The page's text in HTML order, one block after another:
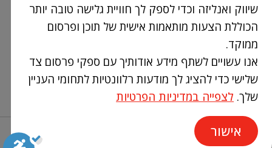
03-9386300
info@Termokir.co.il
קיבוץ חורשים
שיווק ואנליזה וכדי לספק לך חוויית גלישה טובה יותר
הכוללת הצעות מותאמות אישית של תוכן ופרסום
ממוקד.
אנו עשויים לשתף מידע אודותיך עם ספקי פרסום צד
שלישי כדי להציג לך מודעות רלוונטיות לתחומי העניין
שלך. לצפייה במדיניות הפרטיות
אישור